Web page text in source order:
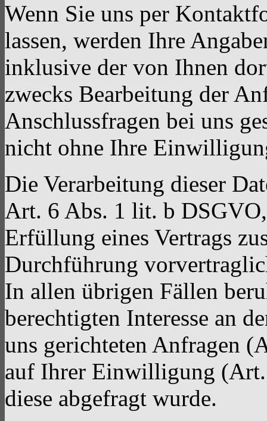
Wenn Sie uns per
lassen, werden Ihre
inklusive der von Ihnen
zwecks Bearbeitung der
Anschlussfragen bei uns
nicht ohne Ihre
Die Verarbeitung dieser
Art. 6 Abs. 1 lit. b
Erfüllung eines Vertrags
Durchführung
In allen übrigen Fällen
berechtigten Interesse an
uns gerichteten Anfragen
auf Ihrer Einwilligung
diese abgefragt wurde.